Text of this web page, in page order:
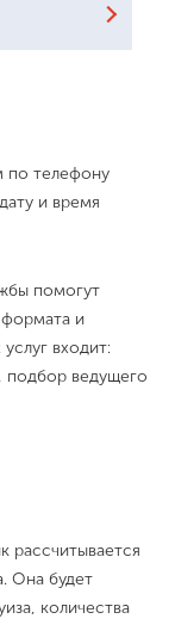
по телефону
и время
помогут
и
входит:
подбор ведущего
рассчитывается
Она будет
количества